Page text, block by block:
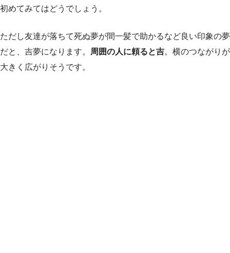
初めてみてはどうでしょう。
ただし友達が落ちて死ぬ夢が間一髪で助かるなど良い印象の夢
だと、吉夢になります。
周囲の人に頼ると吉。横のつながりが
大きく広がりそうです。